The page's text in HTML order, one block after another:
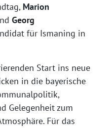
Marion
Georg
für Ismaning in
Start ins neue
in die bayerische
Gelegenheit zum
Für das